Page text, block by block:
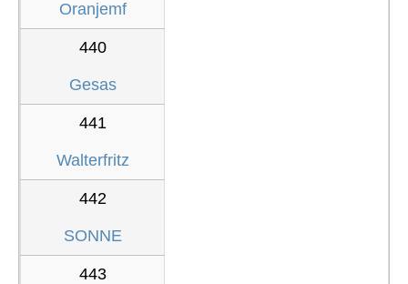
Oranjemf
440
Gesas
441
Walterfritz
442
SONNE
443